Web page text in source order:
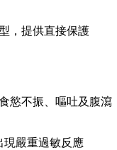
，提供直接保護
慾不振、嘔吐及腹瀉
現嚴重過敏反應